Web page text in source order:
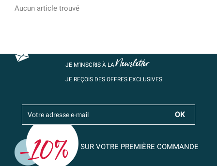
Aucun article trouvé
JE M’INSCRIS À LANewsletter
JE REÇOIS DES OFFRES EXCLUSIVES
SUR VOTRE PREMIÈRE COMMANDE